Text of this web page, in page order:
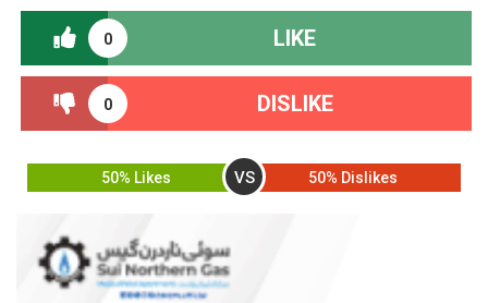
0 LIKE
0 DISLIKE
50% Likes VS 50% Dislikes